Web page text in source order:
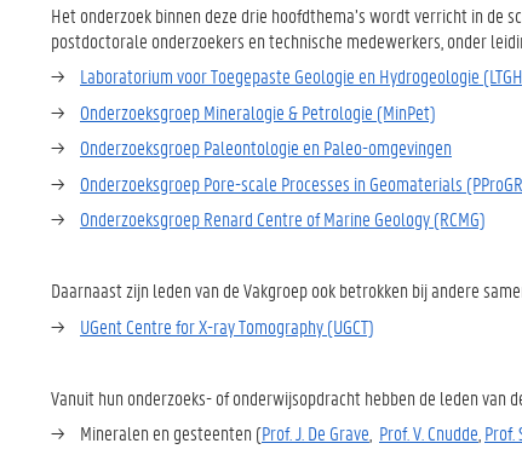
Het onderzoek binnen deze drie hoofdthema’s wordt verricht in de
postdoctorale onderzoekers en technische medewerkers, onder
→ Laboratorium voor Toegepaste Geologie en Hydrogeologie
→ Onderzoeksgroep Mineralogie & Petrologie (MinPet)
→ Onderzoeksgroep Paleontologie en Paleo-omgevingen
→ Onderzoeksgroep Pore-scale Processes in Geomaterials
→ Onderzoeksgroep Renard Centre of Marine Geology (RCMG)
Daarnaast zijn leden van de Vakgroep ook betrokken bij andere
→ UGent Centre for X-ray Tomography (UGCT)
Vanuit hun onderzoeks- of onderwijsopdracht hebben de leden van
→ Mineralen en gesteenten (Prof. J. De Grave Prof. V. Cnudde Prof.